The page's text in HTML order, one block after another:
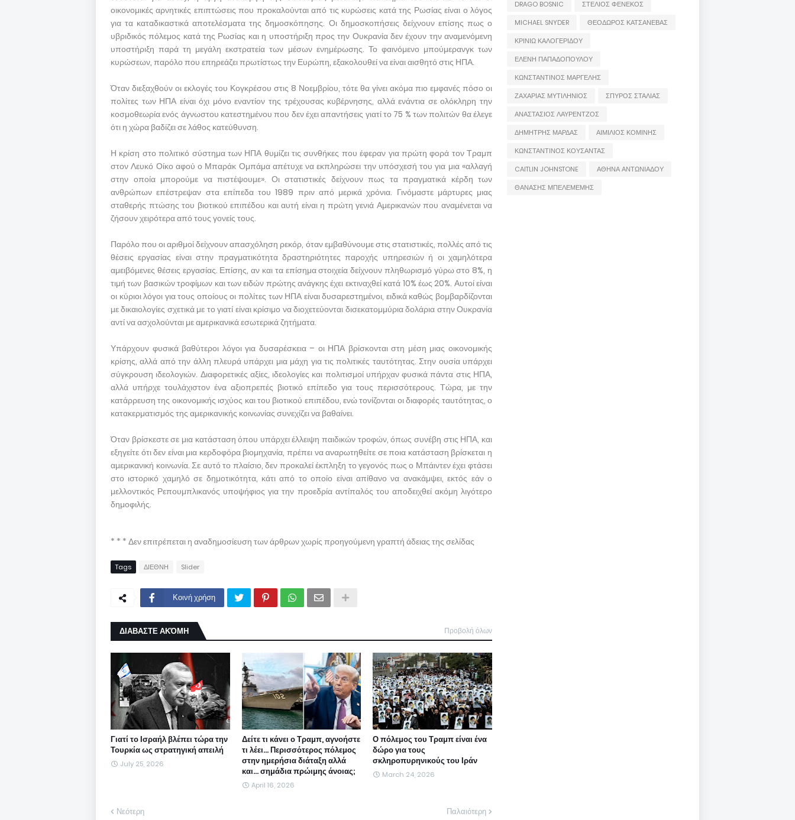
οικονομικές αρνητικές επιπτώσεις που προκαλούνται από τις κυρώσεις κατά της Ρωσίας είναι ο λόγος
για τα καταδικαστικά αποτελέσματα της δημοσκόπησης. Οι δημοσκοπήσεις δείχνουν επίσης πως ο
υβριδικός πόλεμος κατά της Ρωσίας και η υποστήριξη προς την Ουκρανία δεν έχουν την αναμενόμενη
υποστήριξη παρά τη μεγάλη εκστρατεία των μέσων ενημέρωσης. Το φαινόμενο μπούμερανγκ των
κυρώσεων, παρόλο που επηρεάζει πρωτίστως την Ευρώπη, εξακολουθεί να είναι αισθητό στις ΗΠΑ.
Όταν διεξαχθούν οι εκλογές του Κογκρέσου στις 8 Νοεμβρίου, τότε θα γίνει ακόμα πιο εμφανές πόσο οι
πολίτες των ΗΠΑ είναι όχι μόνο εναντίον της τρέχουσας κυβέρνησης, αλλά ενάντια σε ολόκληρη την
κοσμοθεωρία ενός άγνωστου κατεστημένου που δεν έχει απαντήσεις γιατί το 75 % των πολιτών θα έλεγε
ότι η χώρα βαδίζει σε λάθος κατεύθυνση.
Η κρίση στο πολιτικό σύστημα των ΗΠΑ θυμίζει τις συνθήκες που έφεραν για πρώτη φορά τον Τραμπ
στον Λευκό Οίκο αφού ο Μπαράκ Ομπάμα απέτυχε να εκπληρώσει την υπόσχεσή του για μια «αλλαγή
στην οποία μπορούμε να πιστέψουμε». Οι στατιστικές δείχνουν πως τα πραγματικά κέρδη των
ανθρώπων επέστρεψαν στα επίπεδα του 1989 πριν από μερικά χρόνια. Γινόμαστε μάρτυρες μιας
σταθερής πτώσης του βιοτικού επιπέδου και αυτή είναι η πρώτη γενιά Αμερικανών που αναμένεται να
ζήσουν χειρότερα από τους γονείς τους.
Παρόλο που οι αριθμοί δείχνουν απασχόληση ρεκόρ, όταν εμβαθύνουμε στις στατιστικές, πολλές από τις
θέσεις εργασίας είναι στην πραγματικότητα δραστηριότητες παροχής υπηρεσιών ή οι χαμηλότερα
αμειβόμενες θέσεις εργασίας. Επίσης, αν και τα επίσημα στοιχεία δείχνουν πληθωρισμό γύρω στο 8%, η
τιμή των βασικών τροφίμων και των ειδών πρώτης ανάγκης έχει εκτιναχθεί κατά 10% έως 20%. Αυτοί είναι
οι κύριοι λόγοι για τους οποίους οι πολίτες των ΗΠΑ είναι δυσαρεστημένοι, ειδικά καθώς βομβαρδίζονται
με δικαιολογίες σχετικά με το γιατί είναι κρίσιμο να διοχετεύονται δισεκατομμύρια δολάρια στην Ουκρανία
αντί να ασχολούνται με αμερικανικά εσωτερικά ζητήματα.
Υπάρχουν φυσικά βαθύτεροι λόγοι για δυσαρέσκεια – οι ΗΠΑ βρίσκονται στη μέση μιας οικονομικής
κρίσης, αλλά από την άλλη πλευρά υπάρχει μια μάχη για τις πολιτικές ταυτότητας. Στην ουσία υπάρχει
σύγκρουση ιδεολογιών. Διαφορετικές αξίες, ιδεολογίες και πολιτισμοί υπήρχαν φυσικά πάντα στις ΗΠΑ,
αλλά υπήρχε τουλάχιστον ένα αξιοπρεπές βιοτικό επίπεδο για τους περισσότερους. Τώρα, με την
κατάρρευση της οικονομικής ισχύος και του βιοτικού επιπέδου, ενώ τονίζονται οι διαφορές ταυτότητας, ο
κατακερματισμός της αμερικανικής κοινωνίας συνεχίζει να βαθαίνει.
Όταν βρίσκεστε σε μια κατάσταση όπου υπάρχει έλλειψη παιδικών τροφών, όπως συνέβη στις ΗΠΑ, και
εξηγείτε ότι δεν είναι μια κερδοφόρα βιομηχανία, πρέπει να αναρωτηθείτε σε ποια κατάσταση βρίσκεται η
αμερικανική κοινωνία. Σε αυτό το πλαίσιο, δεν προκαλεί έκπληξη το γεγονός πως ο Μπάιντεν έχει φτάσει
στο ιστορικό χαμηλό σε δημοτικότητα, κάτι από το οποίο είναι απίθανο να ανακάμψει, εκτός εάν ο
μελλοντικός Ρεπουμπλικανός υποψήφιος για την προεδρία αντίπαλός του αποδειχθεί ακόμη λιγότερο
δημοφιλής.
* * * Δεν επιτρέπεται η αναδημοσίευση των άρθρων χωρίς προηγούμενη γραπτή άδειας της σελίδας
Tags ΔΙΕΘΝΗ Slider
Κοινή χρήση
ΔΙΑΒΑΣΤΕ ΑΚΌΜΗ Προβολή όλων
Γιατί το Ισραήλ βλέπει τώρα την
Τουρκία ως στρατηγική απειλή
July 25, 2026
Δείτε τι κάνει ο Τραμπ, αγνοήστε
τι λέει... Περισσότερος πόλεμος
στην ημερήσια διάταξη αλλά
και... σημάδια πρώιμης άνοιας;
April 16, 2026
Ο πόλεμος του Τραμπ είναι ένα
δώρο για τους
σκληροπυρηνικούς του Ιράν
March 24, 2026
Νεότερη Παλαιότερη
DRAGO BOSNIC
ΣΤΕΛΙΟΣ ΦΕΝΕΚΟΣ
MICHAEL SNYDER
ΘΕΟΔΩΡΟΣ ΚΑΤΣΑΝΕΒΑΣ
ΚΡΙΝΙΩ ΚΑΛΟΓΕΡΙΔΟΥ
ΕΛΕΝΗ ΠΑΠΑΔΟΠΟΥΛΟΥ
ΚΩΝΣΤΑΝΤΙΝΟΣ ΜΑΡΓΕΛΗΣ
ΖΑΧΑΡΙΑΣ ΜΥΤΙΛΗΝΙΟΣ
ΣΠΥΡΟΣ ΣΤΑΛΙΑΣ
ΑΝΑΣΤΑΣΙΟΣ ΛΑΥΡΕΝΤΖΟΣ
ΔΗΜΗΤΡΗΣ ΜΑΡΔΑΣ
ΑΙΜΙΛΙΟΣ ΚΟΜΙΝΗΣ
ΚΩΝΣΤΑΝΤΙΝΟΣ ΚΟΥΣΑΝΤΑΣ
CAITLIN JOHNSTONE
ΑΘΗΝΑ ΑΝΤΩΝΙΑΔΟΥ
ΘΑΝΑΣΗΣ ΜΠΕΛΕΜΕΜΗΣ